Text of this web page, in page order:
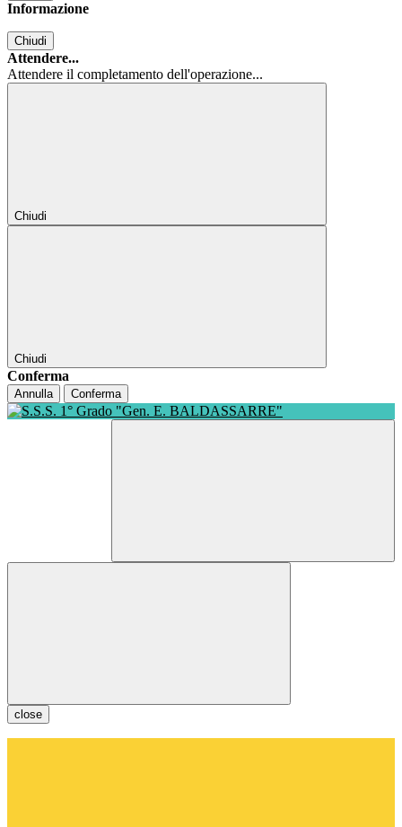
Informazione
Chiudi
Attendere...
Attendere il completamento dell'operazione...
Chiudi
Chiudi
Conferma
Annulla Conferma
close